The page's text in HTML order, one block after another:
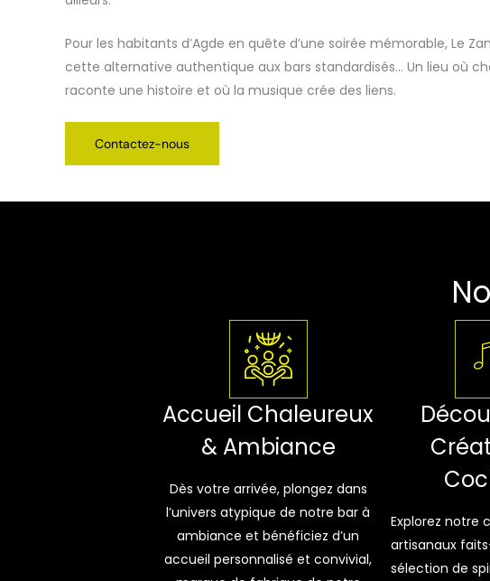
Pour les habitants d’Agde en quête d’une soirée mémorable, Le
cette alternative authentique aux bars standardisés… Un lieu où
raconte une histoire et où la musique crée des liens.
Contactez-nous
Accueil Chaleureux
& Ambiance
Dès votre arrivée, plongez dans
l’univers atypique de notre bar à
ambiance et bénéficiez d’un
accueil personnalisé et convivial,
Explorez notre
artisanaux
sélection de